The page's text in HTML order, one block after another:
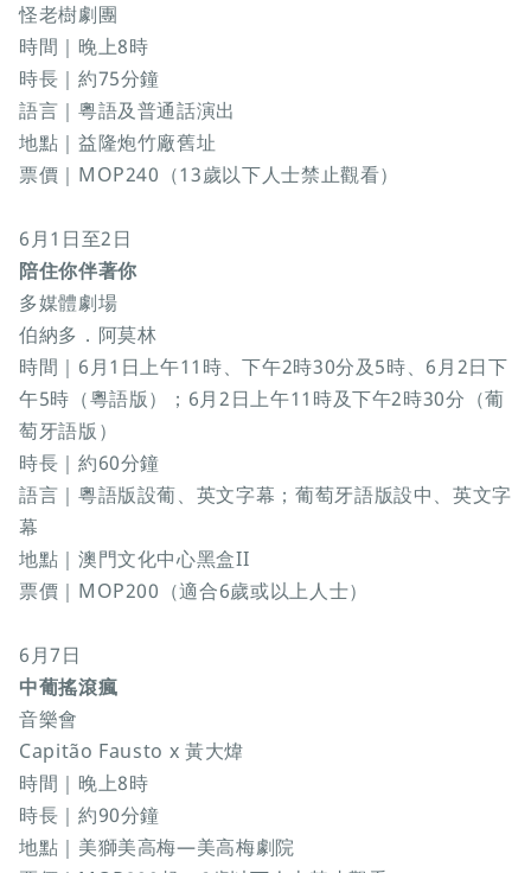
怪老樹劇團
時間｜晚上8時
時長｜約75分鐘
語言｜粵語及普通話演出
地點｜益隆炮竹廠舊址
票價｜MOP240（13歲以下人士禁止觀看）
6月1日至2日
陪住你伴著你
多媒體劇場
伯納多．阿莫林
時間｜6月1日上午11時、下午2時30分及5時、6月2日下
午5時（粵語版）；6月2日上午11時及下午2時30分（葡
萄牙語版）
時長｜約60分鐘
語言｜粵語版設葡、英文字幕；葡萄牙語版設中、英文字
幕
地點｜澳門文化中心黑盒II
票價｜MOP200（適合6歲或以上人士）
6月7日
中葡搖滾瘋
音樂會
Capitão Fausto x 黃大煒
時間｜晚上8時
時長｜約90分鐘
地點｜美獅美高梅—美高梅劇院